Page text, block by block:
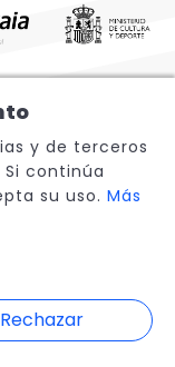
y de terceros
continúa
su uso. Más
Rechazar